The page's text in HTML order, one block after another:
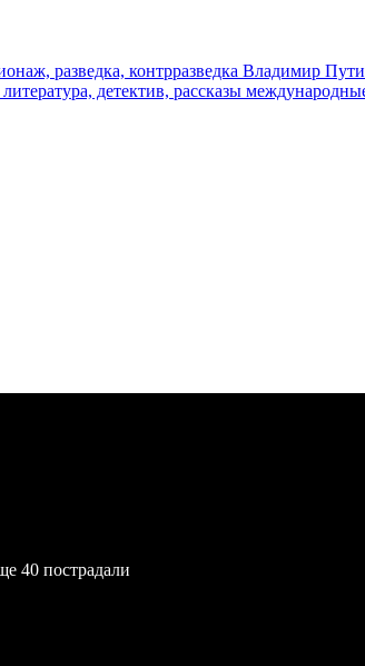
разведка, контрразведка Владимир
литература, детектив, рассказы
40 пострадали